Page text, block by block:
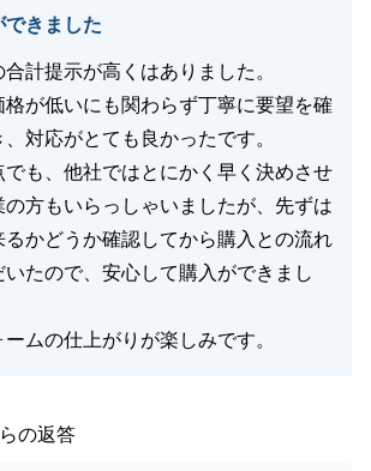
できました
計提示が高くはありました。
格が低いにも関わらず丁寧に要望を確
対応がとても良かったです。
でも、他社ではとにかく早く決めさせ
の方もいらっしゃいましたが、先ずは
るかどうか確認してから購入との流れ
いたので、安心して購入ができまし
ムの仕上がりが楽しみです。
の返答